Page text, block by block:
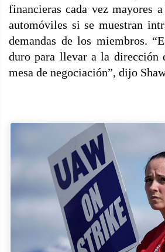
financieras cada vez mayores
automóviles si se muestran
demandas de los miembros.
duro para llevar a la dirección
mesa de negociación”, dijo